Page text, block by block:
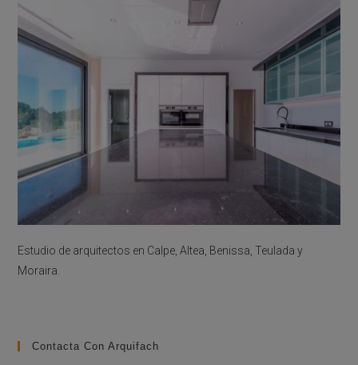
Estudio de arquitectos en Calpe, Altea, Benissa, Teulada y
Moraira.
Contacta Con Arquifach